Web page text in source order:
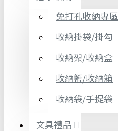
免打孔收納專區
收納掛袋/掛勾
收納架/收納盒
收納籃/收納箱
收納袋/手提袋
文具禮品